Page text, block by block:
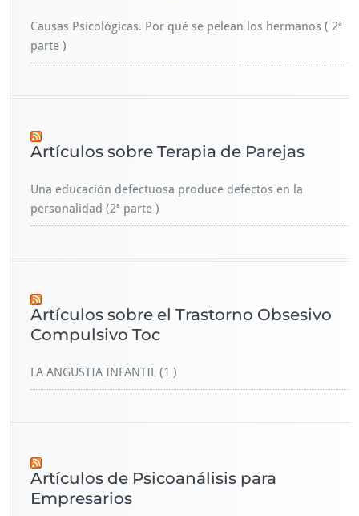
Causas Psicológicas. Por qué se pelean los hermanos ( 2ª
parte )
Artículos sobre Terapia de Parejas
Una educación defectuosa produce defectos en la
personalidad (2ª parte )
Artículos sobre el Trastorno Obsesivo
Compulsivo Toc
LA ANGUSTIA INFANTIL (1 )
Artículos de Psicoanálisis para
Empresarios